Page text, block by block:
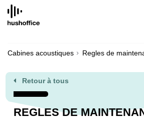
SKIP
CONTENT
Cabines acoustiques Regles de
Retour à tous
REGLES DE